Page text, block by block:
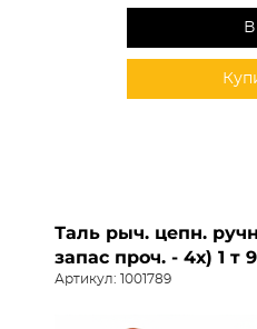
Таль рыч. цепн.
запас проч. - 4х) 1 т
Артикул: 1001789